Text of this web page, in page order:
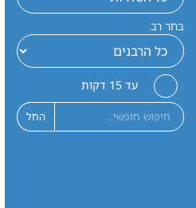
בחר רב
עד 15 דקות
החל